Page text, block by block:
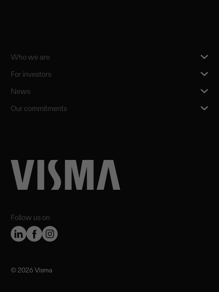
Follow us on
Who we are
For investors
News
Our commitments
©️ 2026 Visma